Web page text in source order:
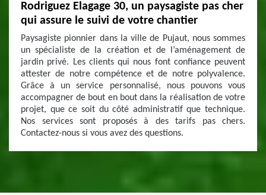
Rodriguez Elagage 30, un paysagiste pas cher
qui assure le suivi de votre chantier
Paysagiste pionnier dans la ville de Pujaut, nous sommes
un spécialiste de la création et de l’aménagement de
jardin privé. Les clients qui nous font confiance peuvent
attester de notre compétence et de notre polyvalence.
Grâce à un service personnalisé, nous pouvons vous
accompagner de bout en bout dans la réalisation de votre
projet, que ce soit du côté administratif que technique.
Nos services sont proposés à des tarifs pas chers.
Contactez-nous si vous avez des questions.